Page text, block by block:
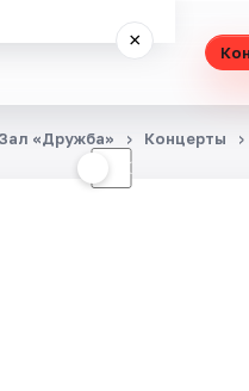
×
☾
«Дружба» Концерты